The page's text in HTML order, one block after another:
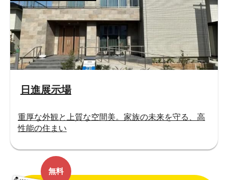
日進展示場
重厚な外観と上質な空間美。家族の未来を守る、高
性能の住まい
無料